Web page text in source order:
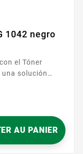
1042 negro
una solución
Diseñado
1042, se
en unos
AU PANIER